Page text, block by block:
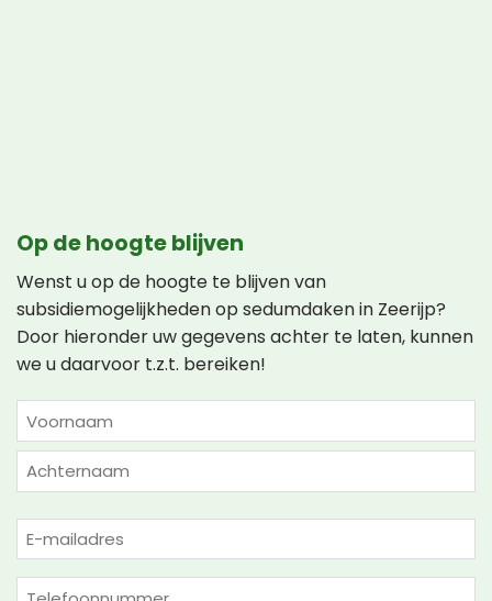
Op de hoogte blijven
Wenst u op de hoogte te blijven van
subsidiemogelijkheden op sedumdaken in Zeerijp?
Door hieronder uw gegevens achter te laten, kunnen
we u daarvoor t.z.t. bereiken!
NAAM
(VEREIST)
Voornaam
E-
mailadres
Telefoon